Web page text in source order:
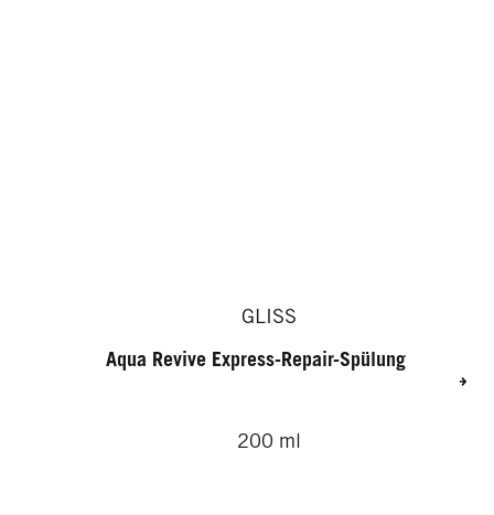
GLISS
Aqua Revive Express-Repair-Spülung
200 ml